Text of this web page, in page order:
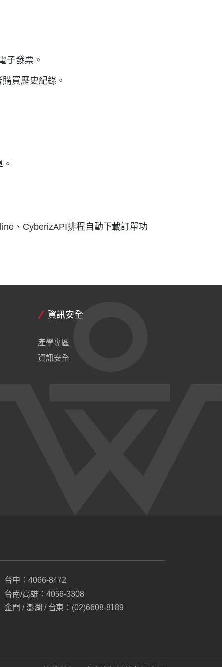
子發票。
買歷史紀錄。
、CyberizAPI排程自動下載訂單功
資訊安全
產學專區
資訊安全
台中：4066-8472
台南/高雄：4066-3308
金門 / 澎湖 / 台東：(02)6608-8189